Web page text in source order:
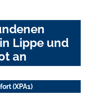
Lippe und
an
(XPA1)